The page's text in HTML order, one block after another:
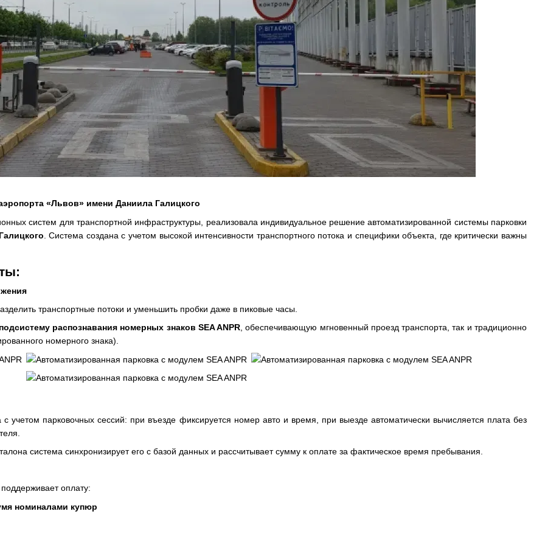
«Львов» имени Даниила Галицкого
систем для транспортной инфраструктуры, реализовала индивидуальное решение автоматизированной системы парковки
. Система создана с учетом высокой интенсивности транспортного потока и специфики объекта, где критически важны
транспортные потоки и уменьшить пробки даже в пиковые часы.
распознавания номерных знаков SEAANPR , обеспечивающую мгновенный проезд транспорта, так и традиционно
номерного знака).
с учетом парковочных сессий: при въезде фиксируется номер авто и время, при выезде автоматически вычисляется плата без
система синхронизирует его с базой данных и рассчитывает сумму к оплате за фактическое время пребывания.
оплату:
номиналами купюр